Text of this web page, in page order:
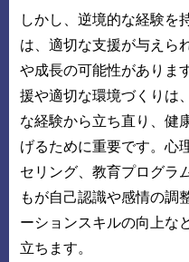
しかし、逆境的な経験を
は、適切な支援が与えら
や成長の可能性がありま
援や適切な環境づくりは
な経験から立ち直り、健
げるために重要です。心
セリング、教育プログラ
もが自己認識や感情の調
ーションスキルの向上な
立ちます。